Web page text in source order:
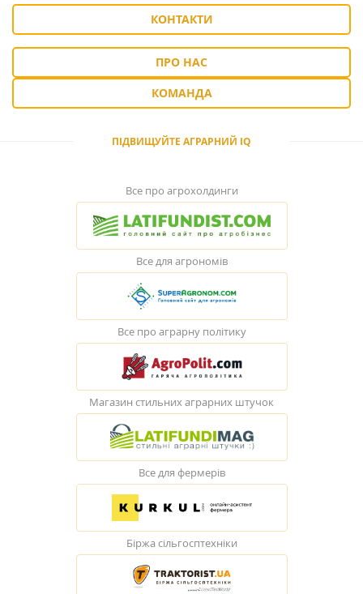
КОНТАКТИ
ПРО НАС
КОМАНДА
ПІДВИЩУЙТЕ АГРАРНИЙ IQ
Все про агрохолдинги
Все для агрономів
Все про аграрну політику
Магазин стильних аграрних штучок
Все для фермерів
Біржа сільгосптехніки